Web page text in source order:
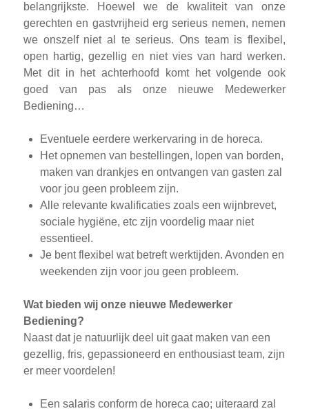
belangrijkste. Hoewel we de kwaliteit van onze
gerechten en gastvrijheid erg serieus nemen, nemen
we onszelf niet al te serieus. Ons team is flexibel,
open hartig, gezellig en niet vies van hard werken.
Met dit in het achterhoofd komt het volgende ook
goed van pas als onze nieuwe Medewerker
Bediening…
Eventuele eerdere werkervaring in de horeca.
Het opnemen van bestellingen, lopen van borden,
maken van drankjes en ontvangen van gasten zal
voor jou geen probleem zijn.
Alle relevante kwalificaties zoals een wijnbrevet,
sociale hygiëne, etc zijn voordelig maar niet
essentieel.
Je bent flexibel wat betreft werktijden. Avonden en
weekenden zijn voor jou geen probleem.
Wat bieden wij onze nieuwe Medewerker
Bediening?
Naast dat je natuurlijk deel uit gaat maken van een
gezellig, fris, gepassioneerd en enthousiast team, zijn
er meer voordelen!
Een salaris conform de horeca cao; uiteraard zal